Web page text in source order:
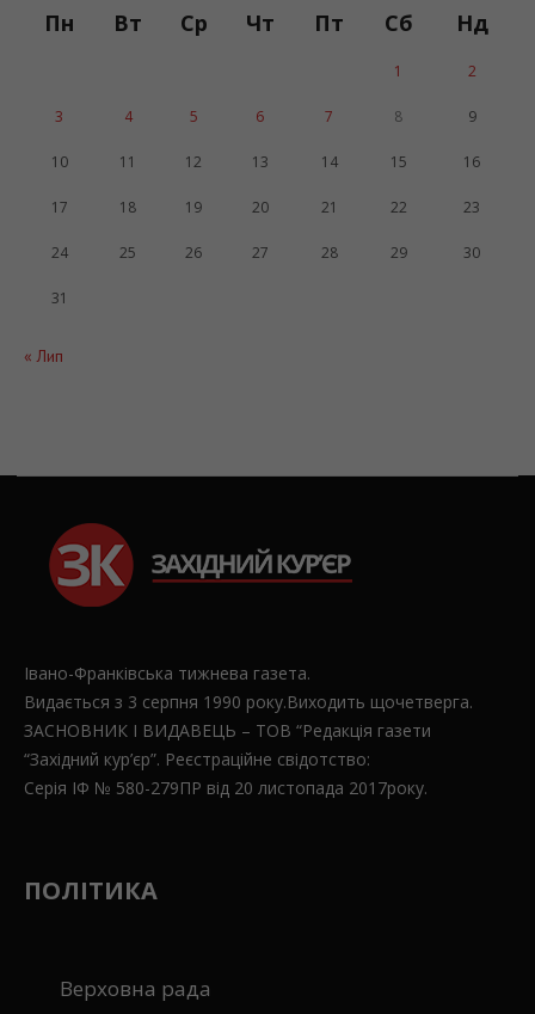
Пн Вт Ср Чт Пт Сб Нд
« Лип
1 2
3 4 5 6 7 8 9
10 11 12 13 14 15 16
17 18 19 20 21 22 23
24 25 26 27 28 29 30
31
Івано-Франківська тижнева газета.
Видається з 3 серпня 1990 року.Виходить щочетверга.
ЗАСНОВНИК І ВИДАВЕЦЬ – ТОВ “Редакція газети
“Західний кур’єр”. Реєстраційне свідотство:
Серія ІФ № 580-279ПР від 20 листопада 2017року.
ПОЛІТИКА
Верховна рада